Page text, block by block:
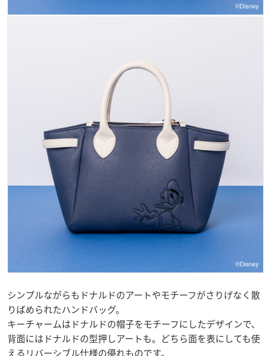
シンプルながらもドナルドのアートやモチーフがさりげなく散
りばめられたハンドバッグ。
キーチャームはドナルドの帽子をモチーフにしたデザインで、
背面にはドナルドの型押しアートも。どちら面を表にしても使
えるリバーシブル仕様の優れものです。